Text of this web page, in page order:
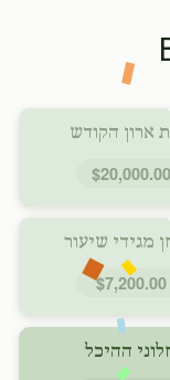
ארון הקודש
$20,000.00
מגידי שיעור
$7,200.00
ההיכל